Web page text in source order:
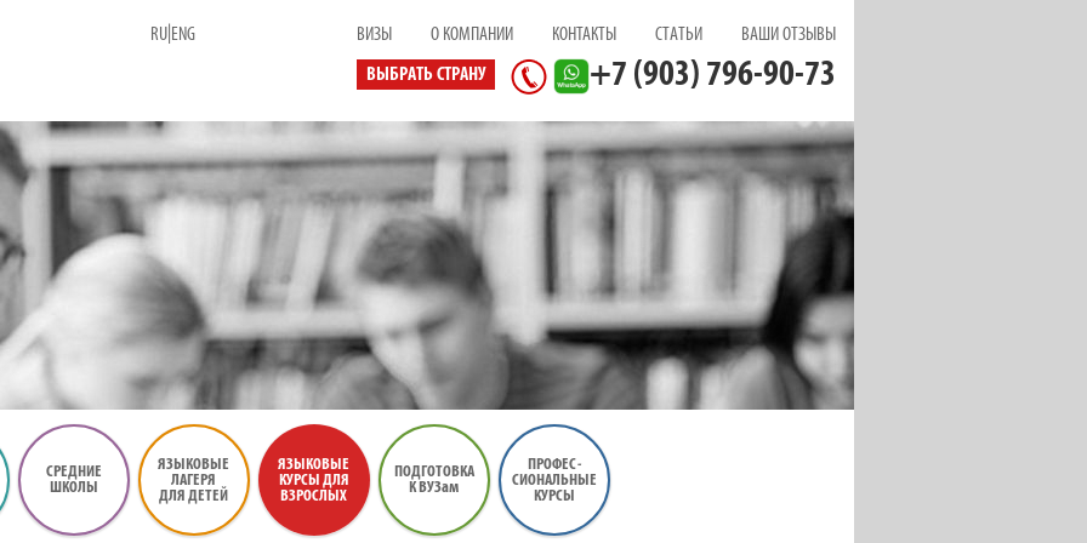
RU ENG ВАШИ ОТЗЫВЫ
СТАТЬИ
КОНТАКТЫ
О КОМПАНИИ
ВИЗЫ
+7 (903) 796-90-73
ВЫБРАТЬ СТРАНУ
СРЕДНИЕ
ШКОЛЫ
ЯЗЫКОВЫЕ
ЛАГЕРЯ
ДЛЯ ДЕТЕЙ
ЯЗЫКОВЫЕ
КУРСЫ ДЛЯ
ВЗРОСЛЫХ
ПОДГОТОВКА
К ВУЗам
ПРОФЕС-
СИОНАЛЬНЫЕ
КУРСЫ